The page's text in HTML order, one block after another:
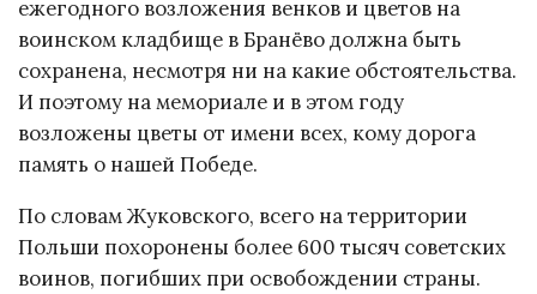
ежегодного возложения венков и цветов на
воинском кладбище в Бранёво должна быть
сохранена, несмотря ни на какие обстоятельства.
И поэтому на мемориале и в этом году
возложены цветы от имени всех, кому дорога
память о нашей Победе.
По словам Жуковского, всего на территории
Польши похоронены более 600 тысяч советских
воинов, погибших при освобождении страны.